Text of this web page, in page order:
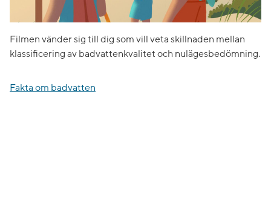
Filmen vänder sig till dig som vill veta skillnaden mellan
klassificering av badvattenkvalitet och nulägesbedömning.
Fakta om badvatten